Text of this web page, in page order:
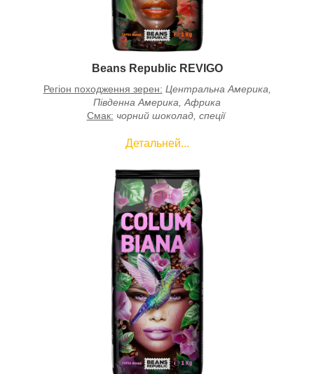
Beans Republic REVIGO
Регіон походження зерен: Центральна Америка,
Південна Америка, Африка
Смак: чорний шоколад, спеції
Детальней...